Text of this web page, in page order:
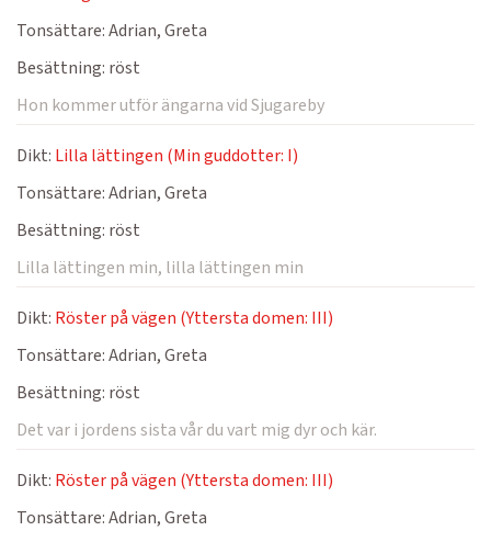
Tonsättare:Adrian, Greta
Besättning: röst
Hon kommer utför ängarna vid Sjugareby
Dikt: Lilla lättingen (Min guddotter: I)
Tonsättare:Adrian, Greta
Besättning: röst
Lilla lättingen min, lilla lättingen min
Dikt: Röster på vägen (Yttersta domen: III)
Tonsättare:Adrian, Greta
Besättning: röst
Det var i jordens sista vår du vart mig dyr och kär.
Dikt: Röster på vägen (Yttersta domen: III)
Tonsättare:Adrian, Greta